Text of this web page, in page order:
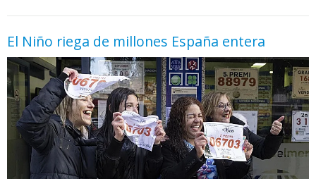
El Niño riega de millones España entera